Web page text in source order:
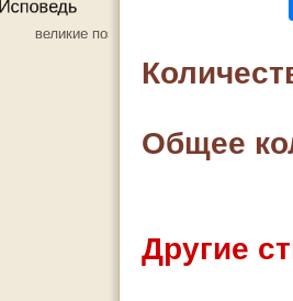
Общее
Другие